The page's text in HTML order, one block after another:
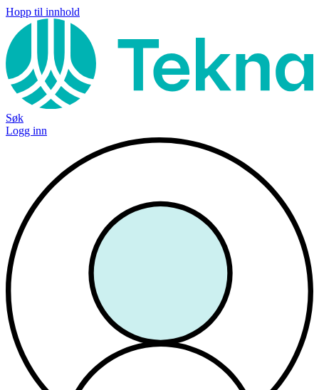
Hopp til innhold
Søk
Logg inn